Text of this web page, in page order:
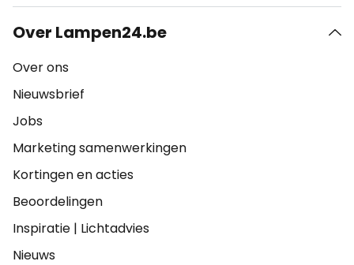
Over Lampen24.be
Over ons
Nieuwsbrief
Jobs
Marketing samenwerkingen
Kortingen en acties
Beoordelingen
Inspiratie | Lichtadvies
Nieuws